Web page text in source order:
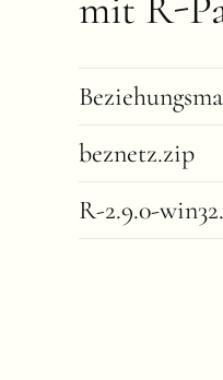
beznetz.zip
R-2.9.0-